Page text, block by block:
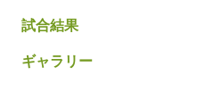
試合結果
ギャラリー